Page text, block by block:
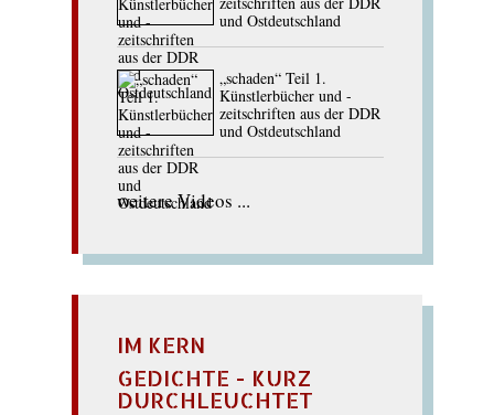
und Ostdeutschland
„schaden“ Teil 1.
Künstlerbücher und -
zeitschriften aus der DDR
und Ostdeutschland
weitere Videos ...
IM KERN
GEDICHTE - KURZ
DURCHLEUCHTET